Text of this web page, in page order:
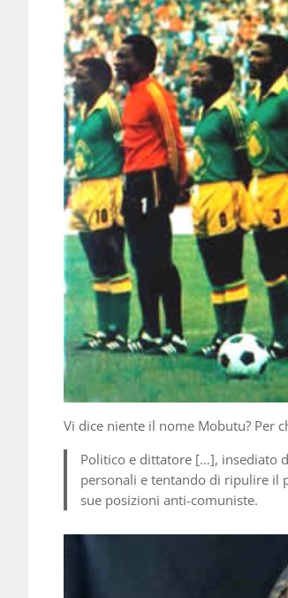
Vi dice niente il nome Mobutu? Per
Politico e dittatore […], insediato
personali e tentando di ripulire il
sue posizioni anti-comuniste.